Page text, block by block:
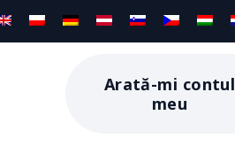
Arată-mi contul
meu